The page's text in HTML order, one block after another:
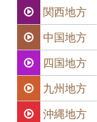
関西地方
中国地方
四国地方
九州地方
沖縄地方